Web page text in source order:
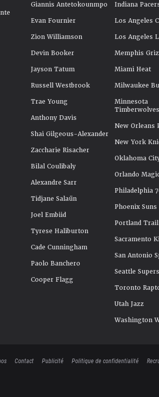
Giannis Antetokounmpo
Evan Fournier
Zion Williamson
Devin Booker
Jayson Tatum
Russell Westbrook
Trae Young
Anthony Davis
Shai Gilgeous-Alexander
Zaccharie Risacher
Bilal Coulibaly
Alexandre Sarr
Tidjane Salaün
Joel Embiid
Tyrese Haliburton
Cade Cunningham
Paolo Banchero
Cooper Flagg
Indiana
Los Angeles
Los Angeles
Memphis
Miami Heat
Milwaukee
Minnesota
Timberwolves
New Orleans
New York
Oklahoma
Orlando
Philadelphia
Phoenix Suns
Portland
Sacramento
San Antonio
Seattle
Toronto
Utah Jazz
Washington
Contact Publicité Politique de confidentialité